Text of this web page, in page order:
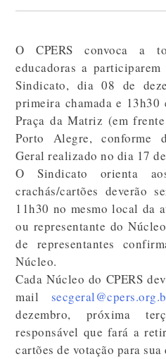
O CPERS convoca a
educadoras a
Sindicato, dia 08 de
primeira chamada e 13h30
Praça da Matriz (em
Porto Alegre, conforme
Geral realizado no dia 17
O Sindicato orienta
crachás/cartões deverão
11h30 no mesmo local da
ou representante do
de representantes
Núcleo.
Cada Núcleo do CPERS
mail
dezembro, próxima
responsável que fará a
cartões de votação para sua